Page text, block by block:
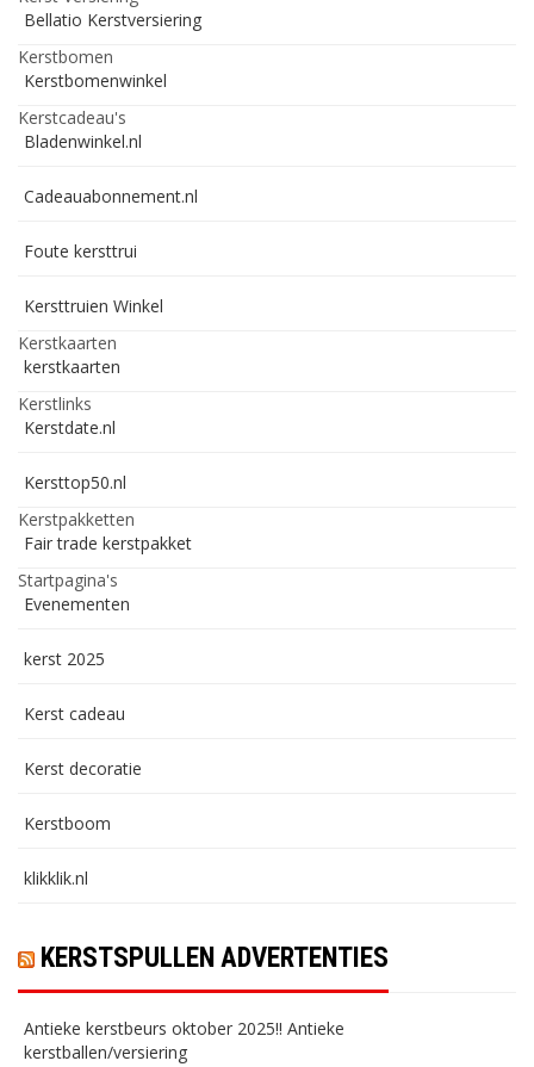
Bellatio Kerstversiering
Kerstbomen
Kerstbomenwinkel
Kerstcadeau's
Bladenwinkel.nl
Cadeauabonnement.nl
Foute kersttrui
Kersttruien Winkel
Kerstkaarten
kerstkaarten
Kerstlinks
Kerstdate.nl
Kersttop50.nl
Kerstpakketten
Fair trade kerstpakket
Startpagina's
Evenementen
kerst 2025
Kerst cadeau
Kerst decoratie
Kerstboom
klikklik.nl
KERSTSPULLEN ADVERTENTIES
Antieke kerstbeurs oktober 2025!! Antieke
kerstballen/versiering